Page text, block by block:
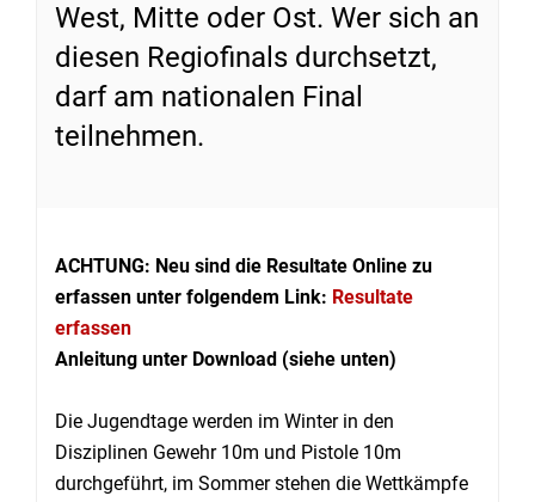
West, Mitte oder Ost. Wer sich an
diesen Regiofinals durchsetzt,
darf am nationalen Final
teilnehmen.
ACHTUNG: Neu sind die Resultate Online zu
erfassen unter folgendem Link: Resultate
erfassen
Anleitung unter Download (siehe unten)
Die Jugendtage werden im Winter in den
Disziplinen Gewehr 10m und Pistole 10m
durchgeführt, im Sommer stehen die Wettkämpfe